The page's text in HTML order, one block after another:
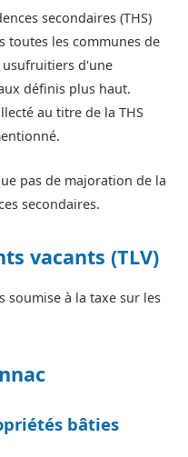
secondaires (THS)
toutes les communes de
d'une
définis plus haut.
au titre de la THS
pas de majoration de la
secondaires.
vacants (TLV)
soumise à la taxe sur les
bâties